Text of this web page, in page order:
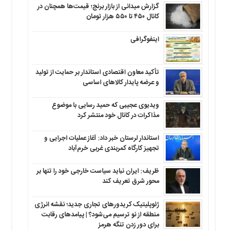
گزارش میدانی از بازار برنج؛ قیمت‌ها همچنان در
کانال ۴۵۰ تا ۵۵۰ هزار تومان
اینفوگرافی
تأکید معاون اقتصادی استاندار بر حمایت از تولید
و عرضه پایدار کالاهای اساسی
ویدیوی عجیبی که حمید رسایی با موضوع
مذاکرات در کانال خود منتشر کرد
استاندار لرستان خبر داد: آغاز عملیات اجرایی و
تجهیز کارگاه کمربندی غربی خرم‌آباد
ظریف: ایران نباید سیاست خارجی خود را تنها بر
محور شرق تعریف کند
ژئوپلیتیک کریدورهای تجاری جدید؛ نقشه انرژی
منطقه‌ از نو ترسیم می‌شود؟ | پیامدهای رقابت
برای دور زدن تنگه هرمز